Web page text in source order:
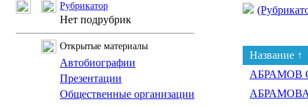
Рубрикатор
Нет подрубрик
Открытые материалы
Автобиографии
Презентации
Общественные организации
Название ↑
АБРАМОВ
АБРАМОВА